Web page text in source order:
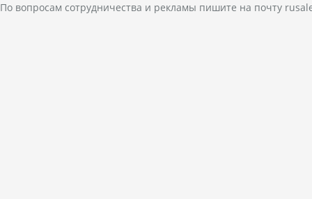
По вопросам сотрудничества и рекламы пишите на почту